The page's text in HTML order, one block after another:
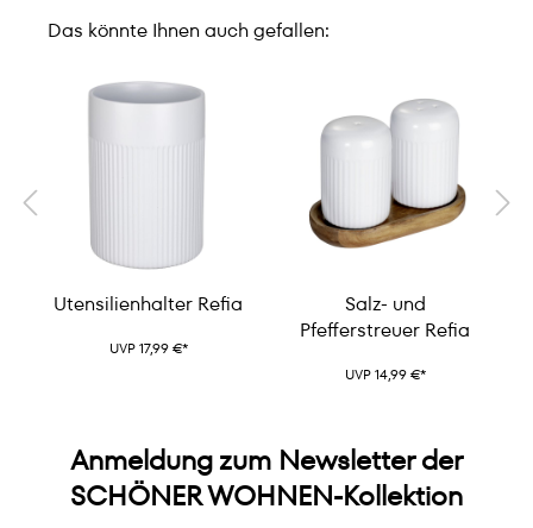
Das könnte Ihnen auch gefallen:
Utensilienhalter Refia
UVP 17,99 €*
Salz- und
Pfefferstreuer Refia
UVP 14,99 €*
Anmeldung zum Newsletter der
SCHÖNER WOHNEN-Kollektion